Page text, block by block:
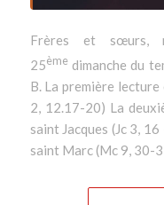
Frères et sœurs,
25èmedimanche du
B. La première
2, 12.17-20) La
saint Jacques (Jc 3,
saint Marc (Mc 9, 30-